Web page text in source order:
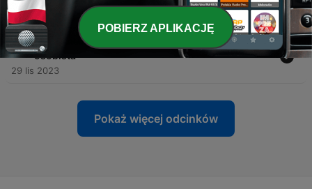
13 gru 2023
30 - #30 Paweł Tkaczyk / Marka pracodawcy, marka
osobista
29 lis 2023
Pokaż więcej odcinków
POBIERZ APLIKACJĘ